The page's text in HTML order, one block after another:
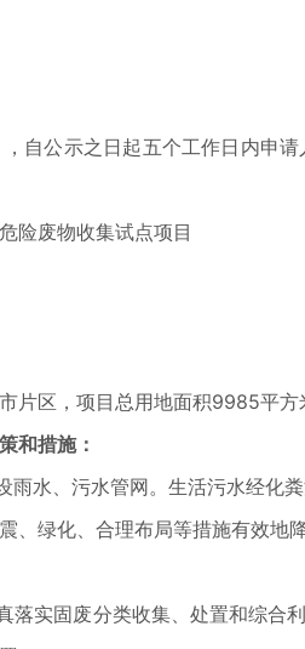
公示之日起五个工作日内申
废物收集试点项目
区，项目总用地面积9985平方
和措施：
水、污水管网。生活污水经化粪
绿化、合理布局等措施有效地
实固废分类收集、处置和综合